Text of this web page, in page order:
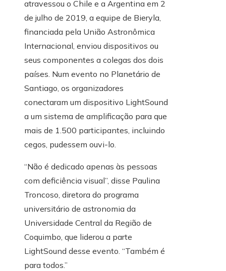
atravessou o Chile e a Argentina em 2
de julho de 2019, a equipe de Bieryla,
financiada pela União Astronômica
Internacional, enviou dispositivos ou
seus componentes a colegas dos dois
países. Num evento no Planetário de
Santiago, os organizadores
conectaram um dispositivo LightSound
a um sistema de amplificação para que
mais de 1.500 participantes, incluindo
cegos, pudessem ouvi-lo.
“Não é dedicado apenas às pessoas
com deficiência visual”, disse Paulina
Troncoso, diretora do programa
universitário de astronomia da
Universidade Central da Região de
Coquimbo, que liderou a parte
LightSound desse evento. “Também é
para todos.”